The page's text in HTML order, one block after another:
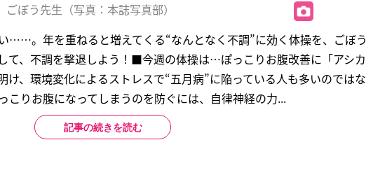
ごぼう先生（写真：本誌写真部）
……。年を重ねると増えてくる“なんとなく不調”に効く体操を、ごぼう
て、不調を撃退しよう！■今週の体操は…ぽっこりお腹改善に「アシカ
け、環境変化によるストレスで“五月病”に陥っている人も多いのではな
こりお腹になってしまうのを防ぐには、自律神経の力...
記事の続きを読む